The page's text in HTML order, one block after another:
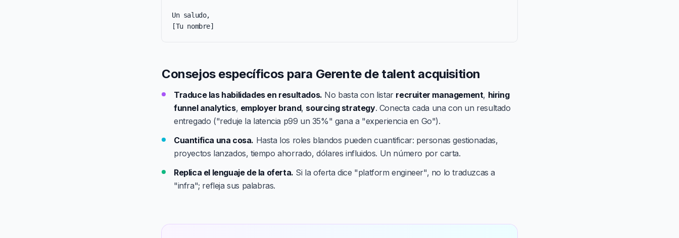
Un saludo,
[Tu nombre]
Consejos específicos para Gerente de talent acquisition
Traduce las habilidades en resultados. No basta con listar recruiter management, hiring
funnel analytics, employer brand, sourcing strategy. Conecta cada una con un resultado
entregado ("reduje la latencia p99 un 35%" gana a "experiencia en Go").
Cuantifica una cosa. Hasta los roles blandos pueden cuantificar: personas gestionadas,
proyectos lanzados, tiempo ahorrado, dólares influidos. Un número por carta.
Replica el lenguaje de la oferta. Si la oferta dice "platform engineer", no lo traduzcas a
"infra"; refleja sus palabras.